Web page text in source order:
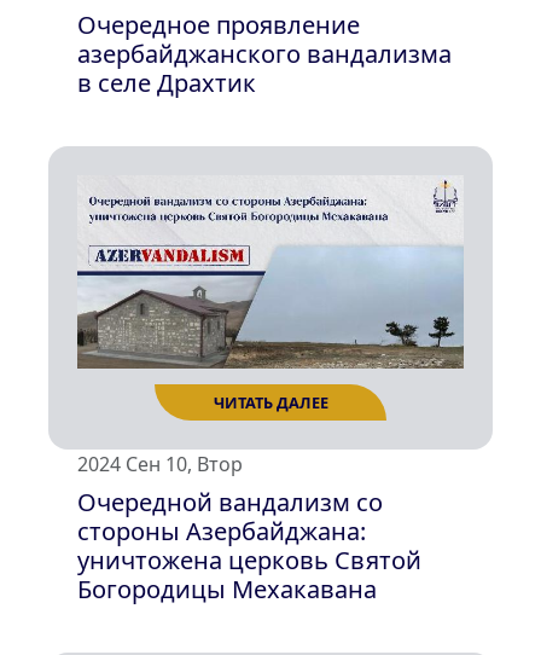
Очередное проявление
азербайджанского вандализма
в селе Драхтик
2024 Сен 10, Втор
Очередной вандализм со
стороны Азербайджана:
уничтожена церковь Святой
Богородицы Мехакавана